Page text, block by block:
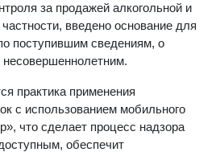
за продажей алкогольной и
введено основание для
поступившим сведениям, о
несовершеннолетним.
практика применения
с использованием мобильного
что сделает процесс надзора
обеспечит